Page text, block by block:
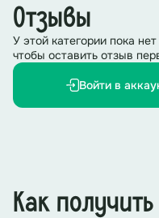
Отзывы
У этой категории пока
чтобы оставить отзыв
Войти в
Как